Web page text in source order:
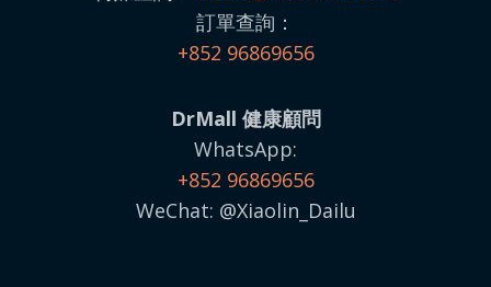
訂單查詢：
+852 96869656
DrMall 健康顧問
WhatsApp:
+852 96869656
WeChat: @Xiaolin_Dailu